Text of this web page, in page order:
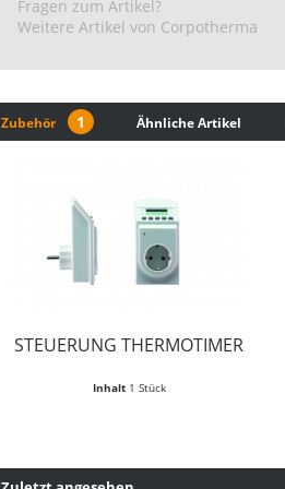
Fragen zum Artikel?
Weitere Artikel von Corpotherma
Zubehör 1 Ähnliche Artikel
STEUERUNG THERMOTIMER
Inhalt 1 Stück